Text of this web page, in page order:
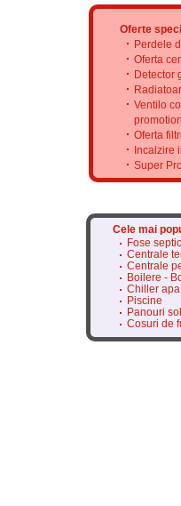
Oferte
Perdele
Oferta
Detector
Ventilo
Oferta
Incalzire
Super
Cele mai
Fose
Centrale
Centrale
Boilere -
Chiller apa
Piscine
Panouri
Cosuri de